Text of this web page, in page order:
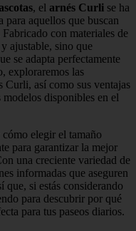
, el arnés Curli se ha
para aquellos que buscan
con materiales de
ajustable, sino que
se adapta perfectamente
exploraremos las
Curli, así como sus ventajas
disponibles en el
elegir el tamaño
para garantizar la mejor
una creciente variedad de
informadas que aseguren
que, si estás considerando
para descubrir por qué
para tus paseos diarios.